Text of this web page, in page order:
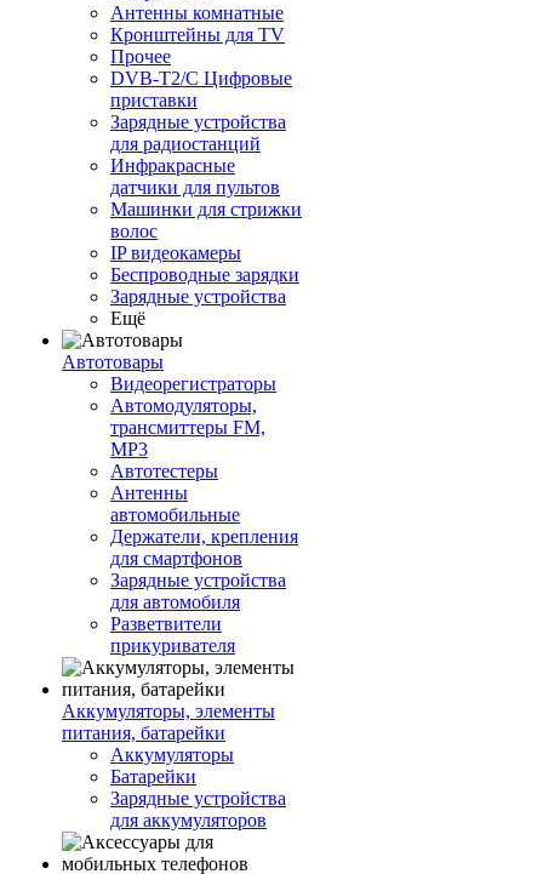
Антенны комнатные
Кронштейны для TV
Прочее
DVB-T2/C Цифровые
приставки
Зарядные устройства
для радиостанций
Инфракрасные
датчики для пультов
Машинки для стрижки
волос
IP видеокамеры
Беспроводные зарядки
Зарядные устройства
Ещё
Автотовары
Видеорегистраторы
Автомодуляторы,
трансмиттеры FM,
MP3
Автотестеры
Антенны
автомобильные
Держатели, крепления
для смартфонов
Зарядные устройства
для автомобиля
Разветвители
прикуривателя
Аккумуляторы, элементы
питания, батарейки
Аккумуляторы
Батарейки
Зарядные устройства
для аккумуляторов